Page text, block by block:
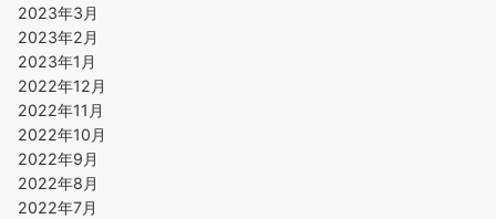
2023年3月
2023年2月
2023年1月
2022年12月
2022年11月
2022年10月
2022年9月
2022年8月
2022年7月